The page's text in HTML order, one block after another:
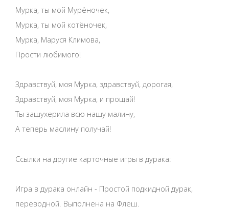
Мурка, ты мой Мурёночек,
Мурка, ты мой котёночек,
Мурка, Маруся Климова,
Прости любимого!
Здравствуй, моя Мурка, здравствуй, дорогая,
Здравствуй, моя Мурка, и прощай!
Ты зашухерила всю нашу малину,
А теперь маслину получай!
Ссылки на другие карточные игры в дурака:
Игра в дурака онлайн - Простой подкидной дурак,
переводной. Выполнена на Флеш.